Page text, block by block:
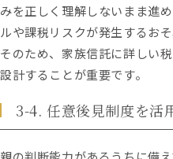
みを正しく理解しないまま進
ルや課税リスクが発生するおそ
そのため、家族信託に詳しい
設計することが重要です。
3-4. 任意後見制度を活